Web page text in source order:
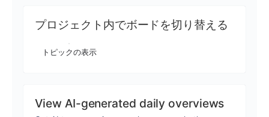
プロジェクト内でボードを切り替える
トピックの表示
View AI-generated daily overviews